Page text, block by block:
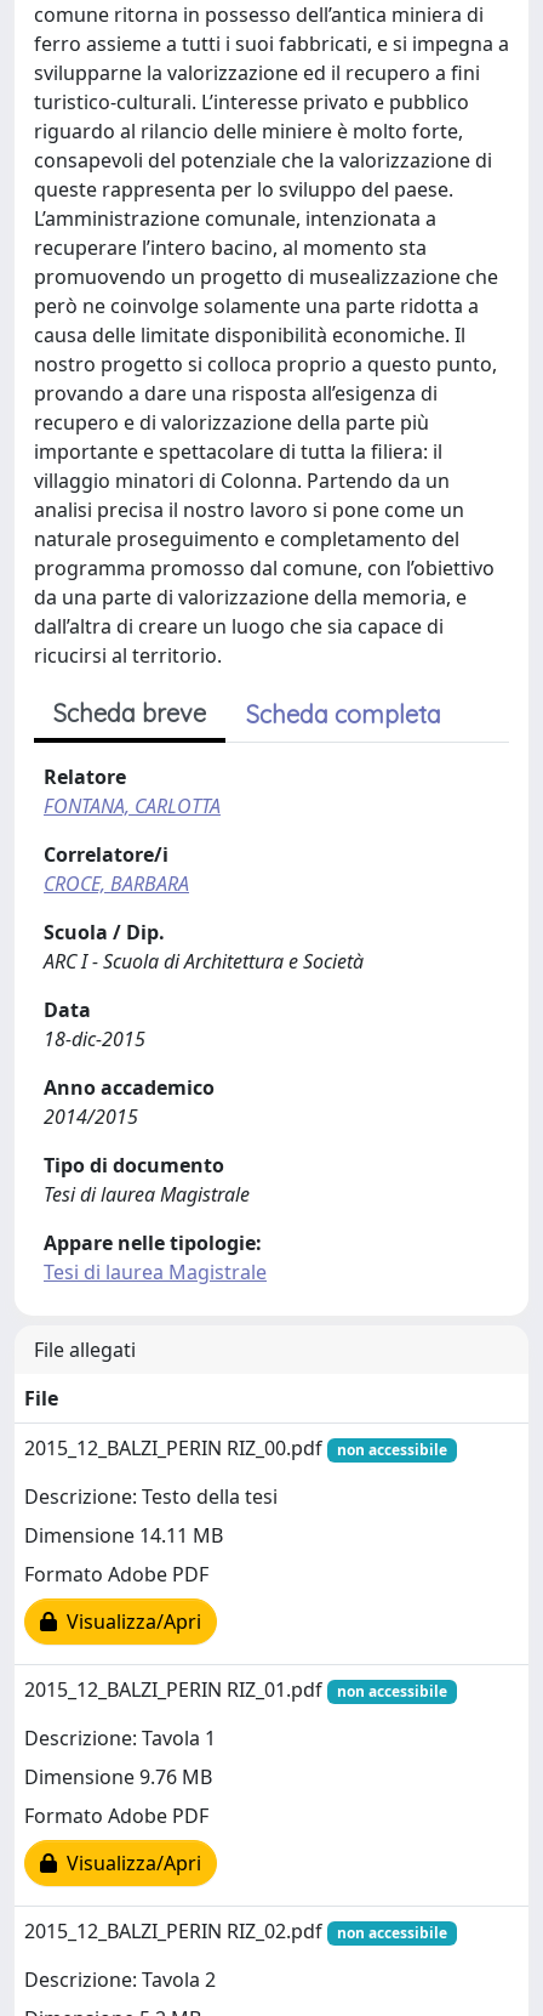
comune ritorna in possesso dell’antica miniera di
ferro assieme a tutti i suoi fabbricati, e si impegna a
svilupparne la valorizzazione ed il recupero a fini
turistico-culturali. L’interesse privato e pubblico
riguardo al rilancio delle miniere è molto forte,
consapevoli del potenziale che la valorizzazione di
queste rappresenta per lo sviluppo del paese.
L’amministrazione comunale, intenzionata a
recuperare l’intero bacino, al momento sta
promuovendo un progetto di musealizzazione che
però ne coinvolge solamente una parte ridotta a
causa delle limitate disponibilità economiche. Il
nostro progetto si colloca proprio a questo punto,
provando a dare una risposta all’esigenza di
recupero e di valorizzazione della parte più
importante e spettacolare di tutta la filiera: il
villaggio minatori di Colonna. Partendo da un
analisi precisa il nostro lavoro si pone come un
naturale proseguimento e completamento del
programma promosso dal comune, con l’obiettivo
da una parte di valorizzazione della memoria, e
dall’altra di creare un luogo che sia capace di
ricucirsi al territorio.
Scheda breve Scheda completa
Relatore
FONTANA, CARLOTTA
Correlatore/i
CROCE, BARBARA
Scuola / Dip.
ARC I - Scuola di Architettura e Società
Data
18-dic-2015
Anno accademico
2014/2015
Tipo di documento
Tesi di laurea Magistrale
Appare nelle tipologie:
Tesi di laurea Magistrale
File allegati
File
2015_12_BALZI_PERIN RIZ_00.pdf
non accessibile
Descrizione: Testo della tesi
Dimensione 14.11 MB
Formato Adobe PDF
Visualizza/Apri
2015_12_BALZI_PERIN RIZ_01.pdf non accessibile
Descrizione: Tavola 1
Dimensione 9.76 MB
Formato Adobe PDF
Visualizza/Apri
2015_12_BALZI_PERIN RIZ_02.pdf non accessibile
Descrizione: Tavola 2